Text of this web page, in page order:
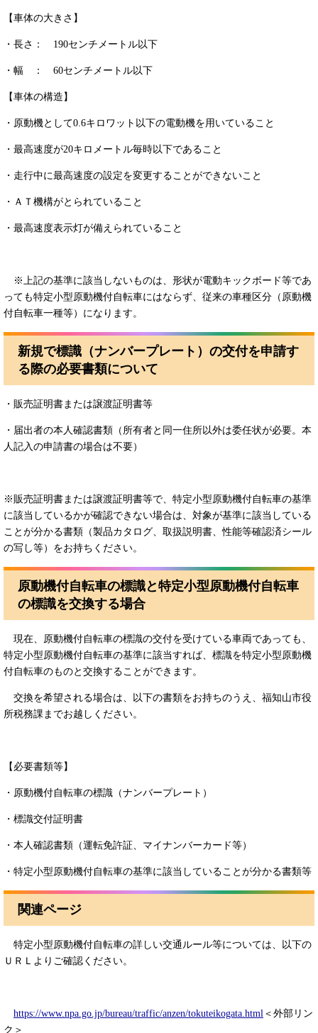
【車体の大きさ】
・長さ： 190センチメートル以下
・幅 ： 60センチメートル以下
【車体の構造】
・原動機として0.6キロワット以下の電動機を用いていること
・最高速度が20キロメートル毎時以下であること
・走行中に最高速度の設定を変更することができないこと
・ＡＴ機構がとられていること
・最高速度表示灯が備えられていること
※上記の基準に該当しないものは、形状が電動キックボード等であ
っても特定小型原動機付自転車にはならず、従来の車種区分（原動機
付自転車一種等）になります。
新規で標識（ナンバープレート）の交付を申請す
る際の必要書類について
・販売証明書または譲渡証明書等
・届出者の本人確認書類（所有者と同一住所以外は委任状が必要。本
人記入の申請書の場合は不要）
※販売証明書または譲渡証明書等で、特定小型原動機付自転車の基準
に該当しているかが確認できない場合は、対象が基準に該当している
ことが分かる書類（製品カタログ、取扱説明書、性能等確認済シール
の写し等）をお持ちください。
原動機付自転車の標識と特定小型原動機付自転車
の標識を交換する場合
現在、原動機付自転車の標識の交付を受けている車両であっても、
特定小型原動機付自転車の基準に該当すれば、標識を特定小型原動機
付自転車のものと交換することができます。
交換を希望される場合は、以下の書類をお持ちのうえ、福知山市役
所税務課までお越しください。
【必要書類等】
・原動機付自転車の標識（ナンバープレート）
・標識交付証明書
・本人確認書類（運転免許証、マイナンバーカード等）
・特定小型原動機付自転車の基準に該当していることが分かる書類等
関連ページ
特定小型原動機付自転車の詳しい交通ルール等については、以下の
ＵＲＬよりご確認ください。
https://www.npa.go.jp/bureau/traffic/anzen/tokuteikogata.html ＜外部リン
ク＞